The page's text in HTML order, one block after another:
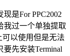
是For PPC2002
我过一个单独提取
可以使用但是无法
先安装Terminal